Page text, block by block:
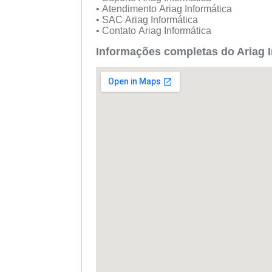
• Atendimento Ariag Informática
• SAC Ariag Informática
• Contato Ariag Informática
Informações completas do Ariag